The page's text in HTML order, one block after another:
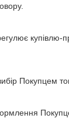
купівлю-
Покупцем